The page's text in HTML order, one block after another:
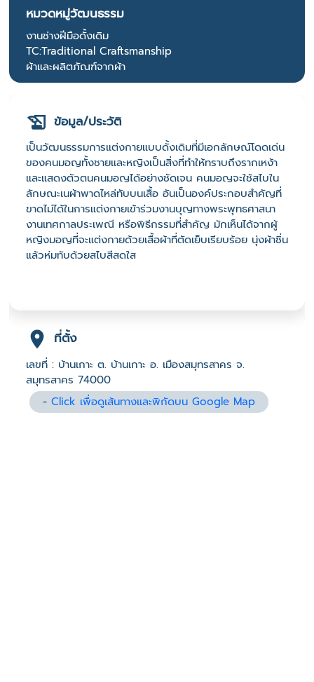
หมวดหมู่วัฒนธรรม
งานช่างฝีมือดั้งเดิม
TC:Traditional Craftsmanship
ผ้าและผลิตภัณฑ์จากผ้า
ข้อมูล/ประวัติ
เป็นวัฒนธรรมการแต่งกายแบบดั้งเดิมที่มีเอกลักษณ์โดดเด่น
ของคนมอญทั้งชายและหญิงเป็นสิ่งที่ทำให้ทราบถึงรากเหง้า
และแสดงตัวตนคนมอญได้อย่างชัดเจน คนมอญจะใช้สไบใน
ลักษณะเนผ้าพาดไหล่ทับบนเสื้อ อันเป็นองค์ประกอบสำคัญที่
ขาดไม่ได้ในการแต่งกายเข้าร่วมงานบุญทางพระพุทธศาสนา
งานเทศกาลประเพณี หรือพิธีกรรมที่สำคัญ มักเห็นได้จากผู้
หญิงมอญที่จะแต่งกายด้วยเสื้อผ้าที่ตัดเย็บเรียบร้อย นุ่งผ้าซิ่น
แล้วห่มทับด้วยสไบสีสดใส
ที่ตั้ง
เลขที่ : บ้านเกาะ ต. บ้านเกาะ อ. เมืองสมุทรสาคร จ.
สมุทรสาคร 74000
-Click เพื่อดูเส้นทางและพิกัดบน Google Map